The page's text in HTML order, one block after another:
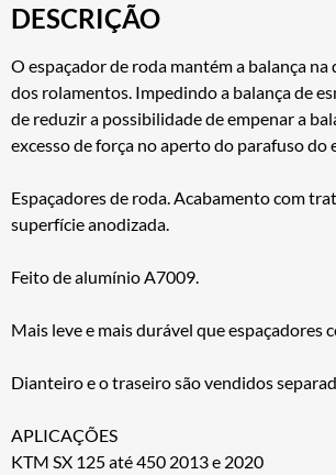
DESCRIÇÃO
O espaçador de roda mantém a balança
dos rolamentos. Impedindo a balança de
de reduzir a possibilidade de empenar a
excesso de força no aperto do parafuso do
Espaçadores de roda. Acabamento com
superfície anodizada.
Feito de alumínio A7009.
Mais leve e mais durável que espaçadores
Dianteiro e o traseiro são vendidos
APLICAÇÕES
KTM SX 125 até 450 2013 e 2020